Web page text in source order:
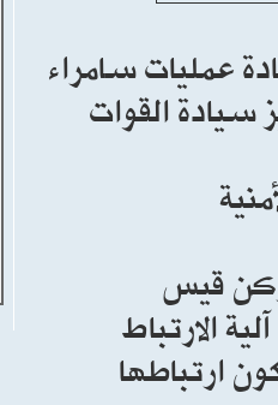
عمليات سامراء
القوات
قيس
الارتباط
ارتباطها